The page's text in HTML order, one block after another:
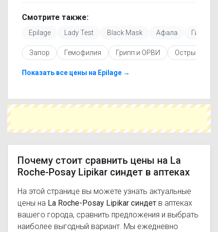
обновляется, поэтому вы видите только
Перед покупкой рекомендуется ознакомиться с
инструкцией по применению, показаниями и
противопоказаниями. При необходимости вы
Lipikar синдет с похожим действующим
ближайшей аптеке, укажите свой город и
вариант по цене и наличию.
Смотрите также:
Epilage Lady Test Black Mask Афала Гилан
Запор Гемофилия Грипп и ОРВИ Острые
Показать все цены на Epilage →
Почему стоит сравнить цены на La
Roche-Posay Lipikar синдет в аптеках
На этой странице вы можете узнать актуальные
цены на La Roche-Posay Lipikar синдет в аптеках
вашего города, сравнить предложения и выбрать
наиболее выгодный вариант. Мы ежедневно